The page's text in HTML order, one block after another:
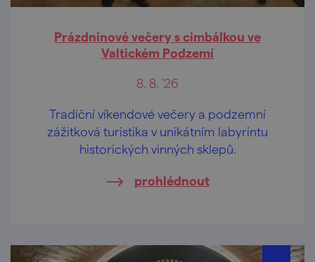
Prázdninové večery s cimbálkou ve
Valtickém Podzemí
8. 8. '26
Tradiční víkendové večery a podzemní
zážitková turistika v unikátním labyrintu
historických vinných sklepů.
prohlédnout